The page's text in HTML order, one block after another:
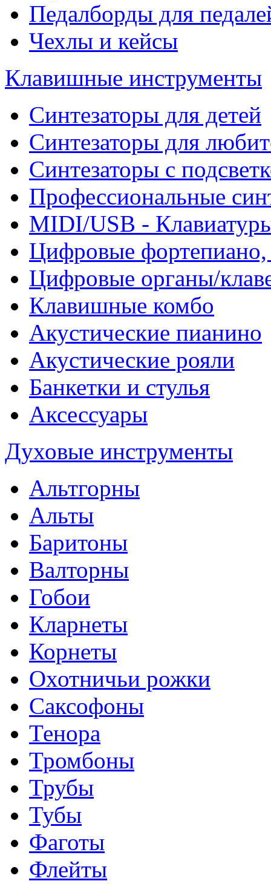
Педалборды для
Чехлы и кейсы
Клавишные инструменты
Синтезаторы для детей
Синтезаторы для
Синтезаторы с
Профессиональные
MIDI/USB -
Цифровые
Цифровые органы/
Клавишные комбо
Акустические пианино
Акустические рояли
Банкетки и стулья
Аксессуары
Духовые инструменты
Альтгорны
Альты
Баритоны
Валторны
Гобои
Кларнеты
Корнеты
Охотничьи рожки
Саксофоны
Тенора
Тромбоны
Трубы
Тубы
Фаготы
Флейты